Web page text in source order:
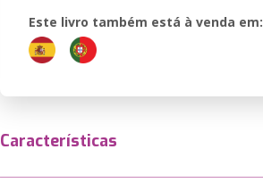
Este livro também está à venda em:
Características